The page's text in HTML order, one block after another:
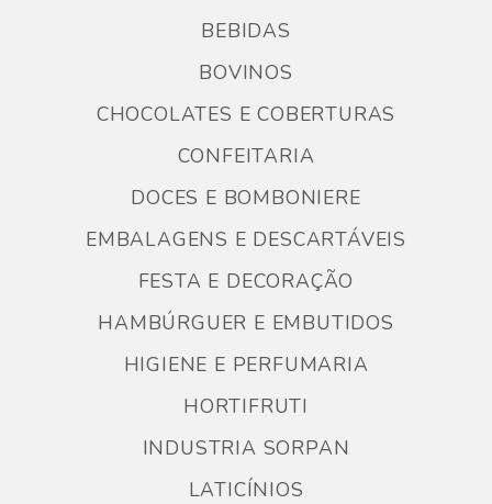
BEBIDAS
BOVINOS
CHOCOLATES E COBERTURAS
CONFEITARIA
DOCES E BOMBONIERE
EMBALAGENS E DESCARTÁVEIS
FESTA E DECORAÇÃO
HAMBÚRGUER E EMBUTIDOS
HIGIENE E PERFUMARIA
HORTIFRUTI
INDUSTRIA SORPAN
LATICÍNIOS